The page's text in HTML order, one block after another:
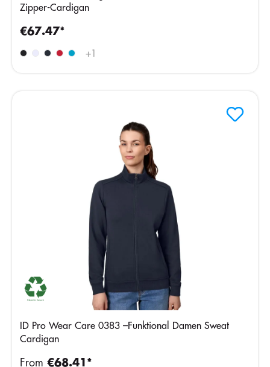
Zipper-Cardigan
+1
€67.47*
ID Pro Wear Care 0383 –Funktional Damen Sweat
Cardigan
From €68.41*